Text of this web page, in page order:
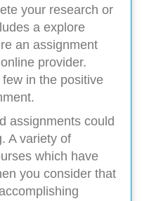
your research or
a explore
an assignment
provider.
in the positive
assignments could
A variety of
which have
you consider that